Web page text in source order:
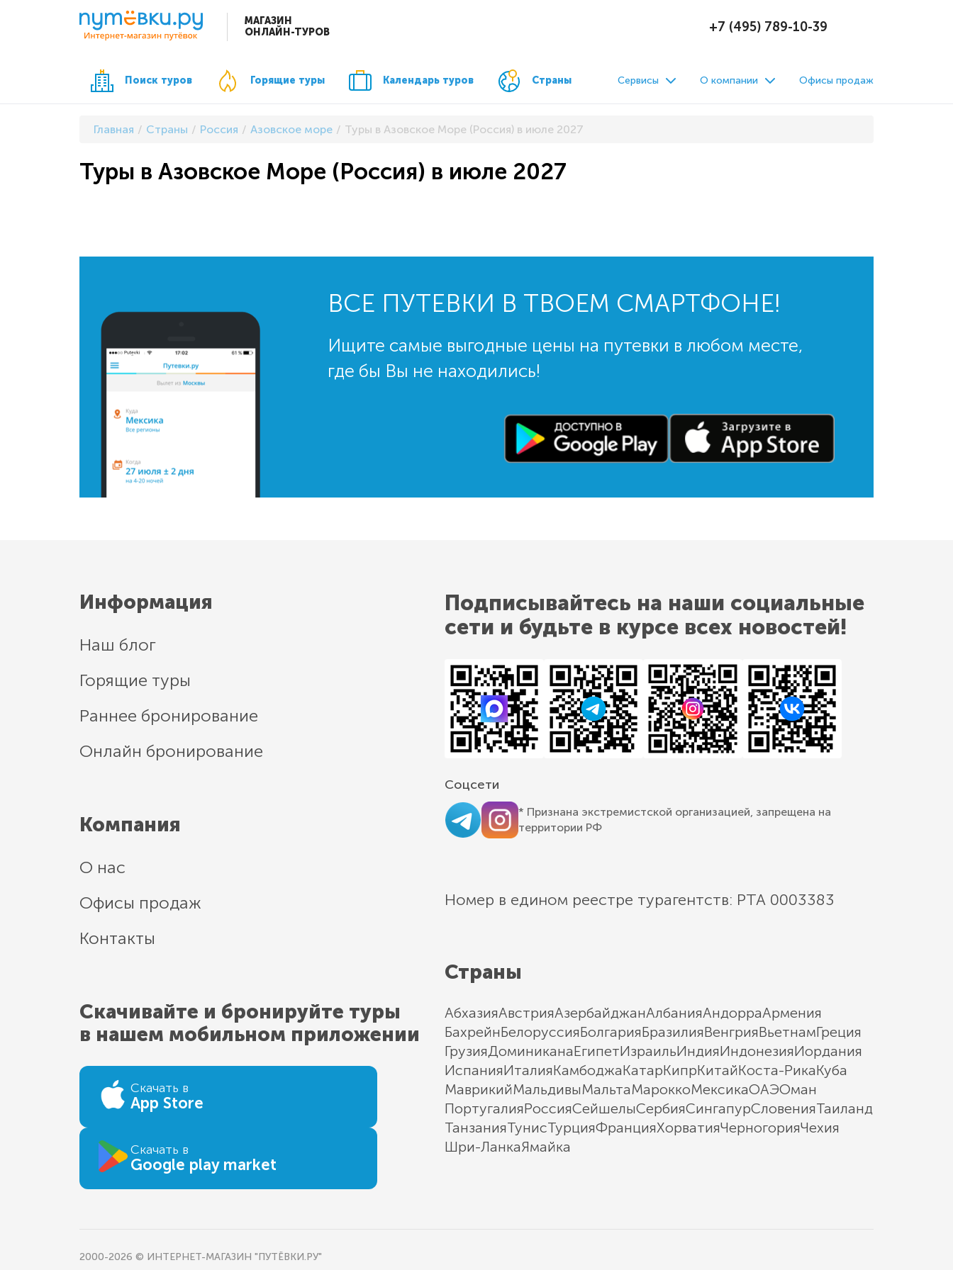
МАГАЗИН
ОНЛАЙН-ТУРОВ
+7 (495) 789-10-39
Поиск туров Горящие туры Календарь туров Страны Сервисы О компании Офисы продаж
Главная Страны Россия Азовское море Туры в Азовское Море (Россия) в июле 2027
Туры в Азовское Море (Россия) в июле 2027
ВСЕ ПУТЕВКИ В ТВОЕМ СМАРТФОНЕ!
Ищите самые выгодные цены на путевки в любом месте,
где бы Вы не находились!
Информация
Наш блог
Горящие туры
Раннее бронирование
Онлайн бронирование
Компания
О нас
Офисы продаж
Контакты
Скачивайте и бронируйте туры
в нашем мобильном приложении
Скачать в
App Store
Скачать в
Google play market
Подписывайтесь на наши социальные
сети и будьте в курсе всех новостей!
Соцсети
* Признана экстремистской организацией, запрещена на
территории РФ
Номер в едином реестре турагентств: РТА 0003383
Страны
АбхазияАвстрияАзербайджанАлбанияАндорраАрмения
БахрейнБелоруссияБолгарияБразилияВенгрияВьетнамГреция
ГрузияДоминиканаЕгипетИзраильИндияИндонезияИордания
ИспанияИталияКамбоджаКатарКипрКитайКоста-РикаКуба
МаврикийМальдивыМальтаМароккоМексикаОАЭОман
ПортугалияРоссияСейшелыСербияСингапурСловенияТаиланд
ТанзанияТунисТурцияФранцияХорватияЧерногорияЧехия
Шри-ЛанкаЯмайка
2000-2026 © ИНТЕРНЕТ-МАГАЗИН "ПУТЁВКИ.РУ"